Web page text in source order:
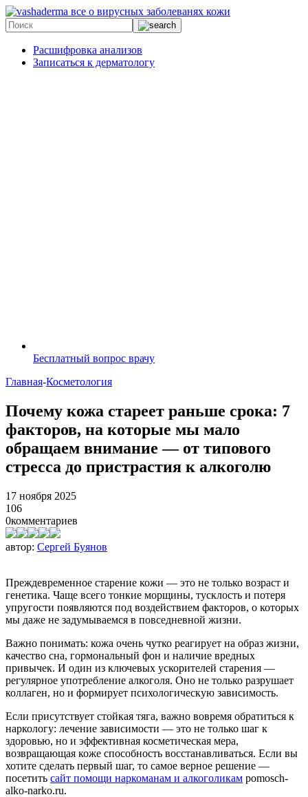
все о вирусных заболеванях кожи
Расшифровка анализов
Записаться к дерматологу
Бесплатный вопрос врачу
Главная-Косметология
Почему кожа стареет раньше срока: 7
факторов, на которые мы мало
обращаем внимание — от типового
стресса до пристрастия к алкоголю
17 ноября 2025
106
0комментариев
автор: Сергей Буянов
Преждевременное старение кожи — это не только возраст и
генетика. Чаще всего тонкие морщины, тусклость и потеря
упругости появляются под воздействием факторов, о которых
мы даже не задумываемся в повседневной жизни.
Важно понимать: кожа очень чутко реагирует на образ жизни,
качество сна, гормональный фон и наличие вредных
привычек. И один из ключевых ускорителей старения —
регулярное употребление алкоголя. Оно не только разрушает
коллаген, но и формирует психологическую зависимость.
Если присутствует стойкая тяга, важно вовремя обратиться к
наркологу: лечение зависимости — это не только шаг к
здоровью, но и эффективная косметическая мера,
возвращающая коже способность восстанавливаться. Если вы
хотите сделать первый шаг, то самое верное решение —
посетить сайт помощи наркоманам и алкоголикам pomosch-
alko-narko.ru.